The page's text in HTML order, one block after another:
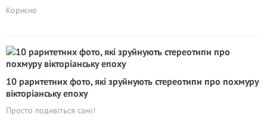
Корисно
10 раритетних фото, які зруйнують стереотипи про похмуру
вікторіанську епоху
Просто подивіться самі!